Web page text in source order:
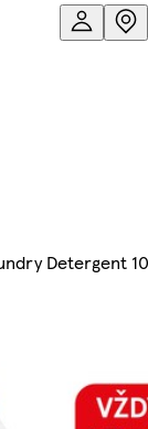
Detergent